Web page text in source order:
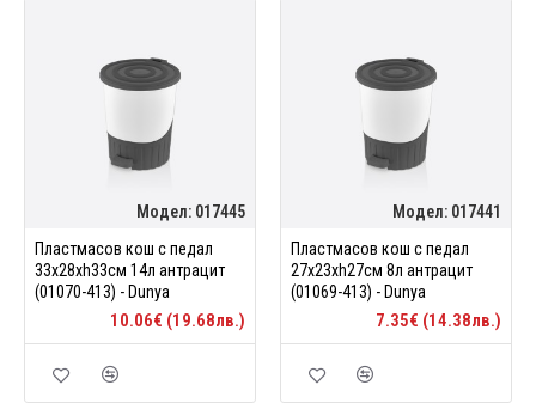
Модел: 017445
Пластмасов кош с педал
33x28xh33см 14л антрацит
(01070-413) - Dunya
10.06€ (19.68лв.)
Модел: 017441
Пластмасов кош с педал
27x23xh27см 8л антрацит
(01069-413) - Dunya
7.35€ (14.38лв.)